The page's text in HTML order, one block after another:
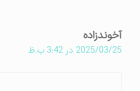
آخوندزاده
2025/03/25 در 3:42 ب.ظ